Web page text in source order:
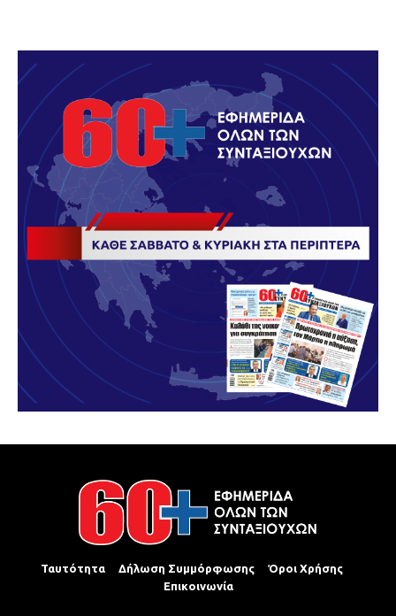
Ταυτότητα Δήλωση Συμμόρφωσης
Όροι Χρήσης
Επικοινωνία